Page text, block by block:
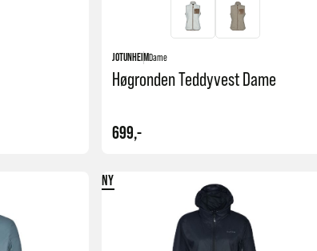
JOTUNHEIMDame
Høgronden Teddyvest Dame
699,-
NY